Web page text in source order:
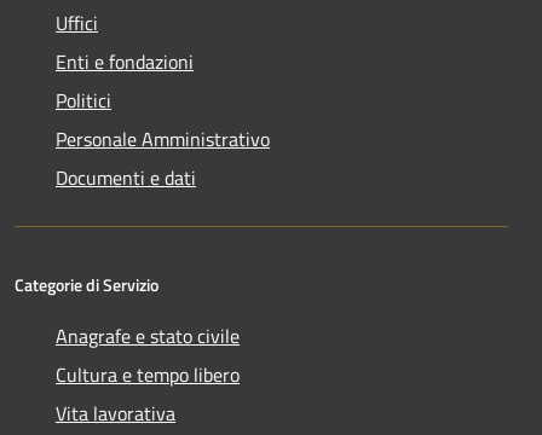
Uffici
Enti e fondazioni
Politici
Personale Amministrativo
Documenti e dati
Categorie di Servizio
Anagrafe e stato civile
Cultura e tempo libero
Vita lavorativa